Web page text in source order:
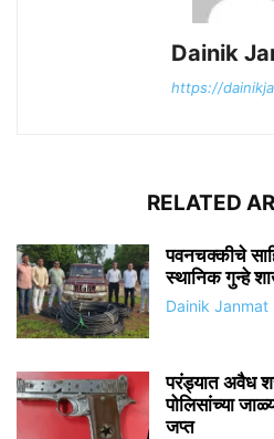
Dainik
https://
RELATED
पवनचक्कीचे
स्थानिक गुन्हे
Dainik Janmat
परंड्यात अवैध
पोलिसांच्या
जप्त